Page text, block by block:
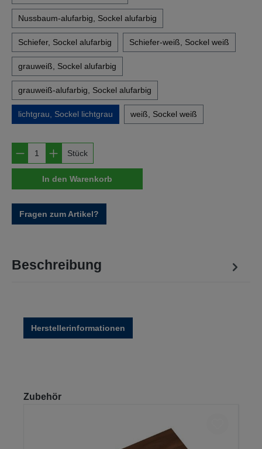
Nussbaum-alufarbig, Sockel alufarbig
Schiefer, Sockel alufarbig Schiefer-weiß, Sockel weiß
grauweiß, Sockel alufarbig
grauweiß-alufarbig, Sockel alufarbig
lichtgrau, Sockel lichtgrau weiß, Sockel weiß
Produkt Anzahl: Gib den gewünschten
Stück
In den Warenkorb
Fragen zum Artikel?
Beschreibung
Herstellerinformationen
Produktgalerie überspringen
Zubehör